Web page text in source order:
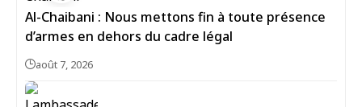
Al-Chaibani : Nous mettons fin à toute présence
d’armes en dehors du cadre légal
août 7, 2026